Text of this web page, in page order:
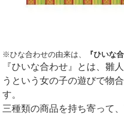
※ひな合わせの由来は、 『ひいな
『ひいな合わせ』とは、雛
うという女の子の遊びで物
す。
三種類の商品を持ち寄って